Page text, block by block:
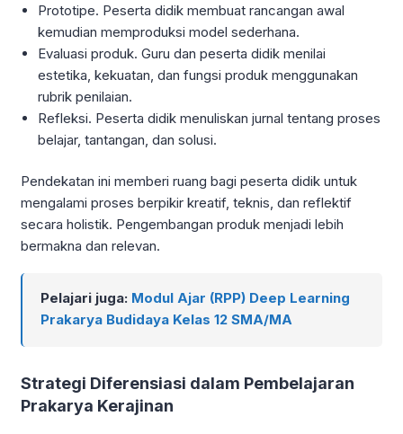
Prototipe. Peserta didik membuat rancangan awal
kemudian memproduksi model sederhana.
Evaluasi produk. Guru dan peserta didik menilai
estetika, kekuatan, dan fungsi produk menggunakan
rubrik penilaian.
Refleksi. Peserta didik menuliskan jurnal tentang proses
belajar, tantangan, dan solusi.
Pendekatan ini memberi ruang bagi peserta didik untuk
mengalami proses berpikir kreatif, teknis, dan reflektif
secara holistik. Pengembangan produk menjadi lebih
bermakna dan relevan.
Pelajari juga: Modul Ajar (RPP) Deep Learning
Prakarya Budidaya Kelas 12 SMA/MA
Strategi Diferensiasi dalam Pembelajaran
Prakarya Kerajinan